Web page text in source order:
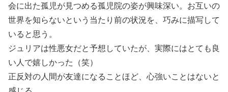
会に出た孤児が見つめる孤児院の姿が興味深い。お互いの
世界を知らないという当たり前の状況を、巧みに描写して
いると思う。
ジュリアは性悪女だと予想していたが、実際にはとても良
い人で嬉しかった（笑）
正反対の人間が友達になることほど、心強いことはないと